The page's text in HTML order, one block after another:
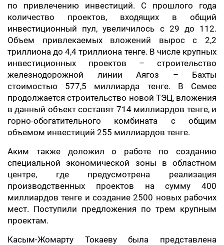
по привлечению инвестиций. С прошлого года
количество проектов, входящих в общий
инвестиционный пул, увеличилось с 29 до 112.
Объем привлекаемых вложений вырос с 2,2
триллиона до 4,4 триллиона тенге. В числе крупных
инвестиционных проектов – строительство
железнодорожной линии Аягоз – Бахты
стоимостью 577,5 миллиарда тенге. В Семее
продолжается строительство новой ТЭЦ, вложения
в данный объект составят 714 миллиардов тенге, и
горно-обогатительного комбината с общим
объемом инвестиций 255 миллиардов тенге.
Аким также доложил о работе по созданию
специальной экономической зоны в областном
центре, где предусмотрена реализация
производственных проектов на сумму 400
миллиардов тенге и создание 2500 новых рабочих
мест. Поступили предложения по трем крупным
проектам.
Касым-Жомарту Токаеву была представлена